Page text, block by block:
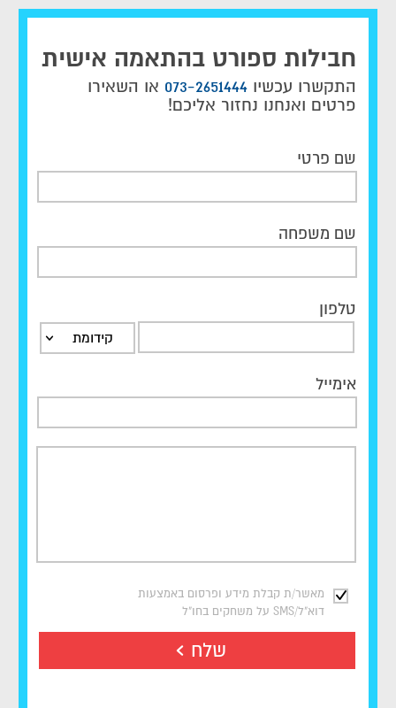
חבילות ספורט בהתאמה אישית
התקשרו עכשיו 073-2651444 או השאירו
פרטים ואנחנו נחזור אליכם!
שם פרטי
שם משפחה
טלפון
קידומת
אימייל
מאשר/ת קבלת מידע ופרסום באמצעות
דוא"ל/SMS על משחקים בחו"ל
שלח